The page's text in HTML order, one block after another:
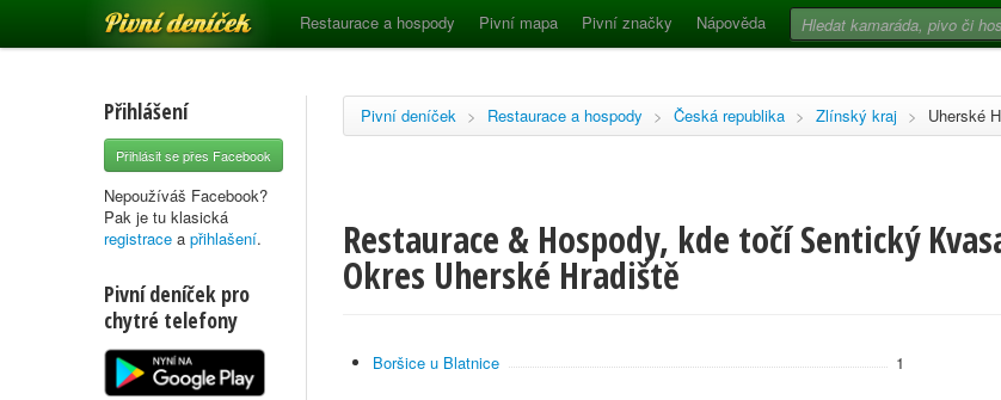
Pivní deníček Restaurace a hospody Pivní mapa Pivní značky Nápověda
Přihlášení
Přihlásit se přes Facebook
Nepoužíváš Facebook?
Pak je tu klasická
registrace a přihlašení.
Pivní deníček pro
chytré telefony
Pivní deníček > Restaurace a hospody > Česká republika > Zlínský kraj > Uherské
Restaurace & Hospody, kde točí Sentický
Okres Uherské Hradiště
Boršice u Blatnice 1